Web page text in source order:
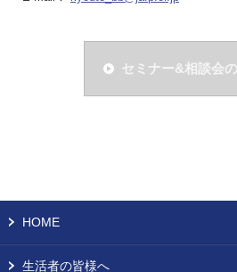
セミナー&相談会
HOME
生活者の皆様へ